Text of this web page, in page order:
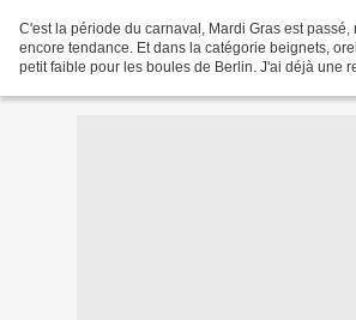
C'est la période du carnaval, Mardi Gras est
encore tendance. Et dans la catégorie beignets,
petit faible pour les boules de Berlin. J'ai déjà une